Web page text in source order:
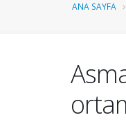
ANA SAYFA